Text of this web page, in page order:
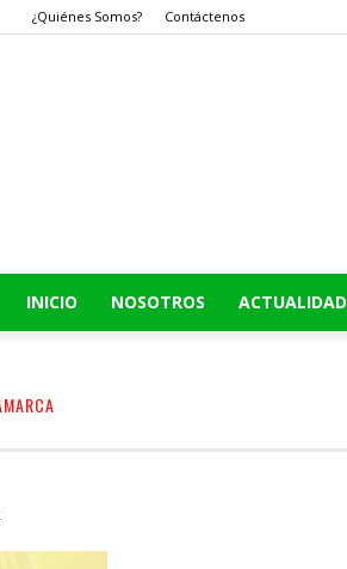
¿Quiénes Somos? Contáctenos
INICIO NOSOTROS ACTUALIDAD